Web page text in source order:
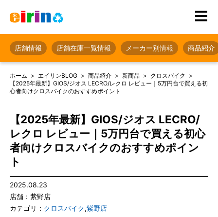
店舗情報 店舗在庫一覧情報 メーカー別情報 商品紹介
ホーム エイリンBLOG 商品紹介 新商品
クロスバイク
【2025年最新】GIOS/ジオス LECRO/レクロ レビュー｜5万円台で買える初
心者向けクロスバイクのおすすめポイント
【2025年最新】GIOS/ジオス LECRO/
レクロ レビュー｜5万円台で買える初心
者向けクロスバイクのおすすめポイン
ト
2025.08.23
店舗：紫野店
カテゴリ： クロスバイク,紫野店